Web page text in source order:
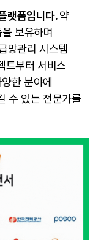
랫폼입니다.약
보유하며
망관리 시스템
트부터서비스
한 분야에
수 있는 전문가를